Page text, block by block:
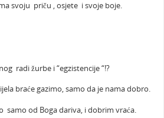
svoju priču , osjete i svoje boje.
radi žurbe i “egzistencije “!?
braće gazimo, samo da je nama dobro.
samo od Boga dariva, i dobrim vraća.